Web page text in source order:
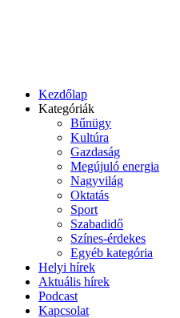
Kezdőlap
Kategóriák
Bűnügy
Kultúra
Gazdaság
Megújuló energia
Nagyvilág
Oktatás
Sport
Szabadidő
Színes-érdekes
Egyéb kategória
Helyi hírek
Aktuális hírek
Podcast
Kapcsolat